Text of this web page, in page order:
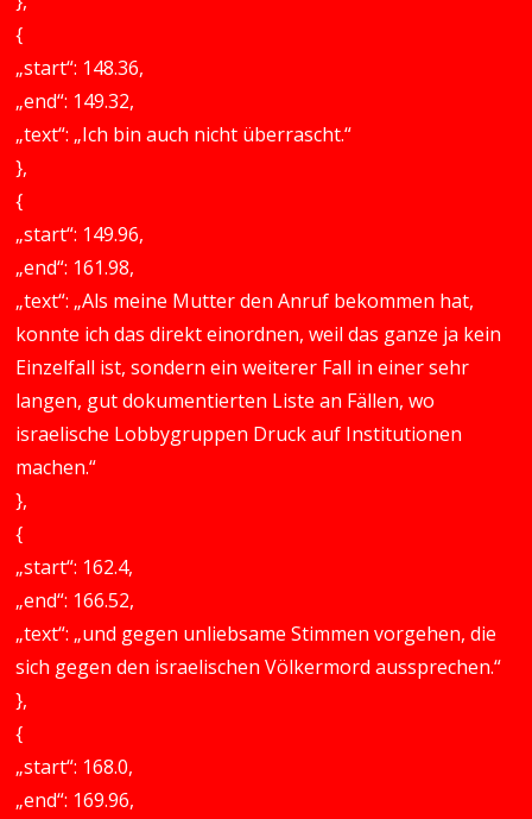
{
„start“: 148.36,
„end“: 149.32,
„text“: „Ich bin auch nicht überrascht.“
},
{
„start“: 149.96,
„end“: 161.98,
„text“: „Als meine Mutter den Anruf bekommen hat,
konnte ich das direkt einordnen, weil das ganze ja kein
Einzelfall ist, sondern ein weiterer Fall in einer sehr
langen, gut dokumentierten Liste an Fällen, wo
israelische Lobbygruppen Druck auf Institutionen
machen.“
},
{
„start“: 162.4,
„end“: 166.52,
„text“: „und gegen unliebsame Stimmen vorgehen, die
sich gegen den israelischen Völkermord aussprechen.“
},
{
„start“: 168.0,
„end“: 169.96,